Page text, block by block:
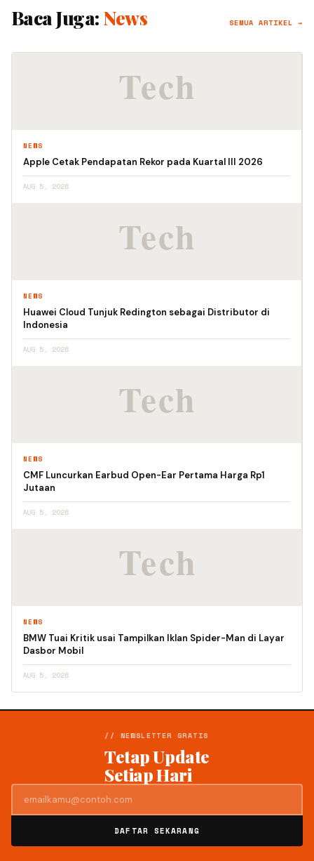
Baca Juga: News SEMUA ARTIKEL →
NEWS
Apple Cetak Pendapatan Rekor pada Kuartal III 2026
AUG 5, 2026
NEWS
Huawei Cloud Tunjuk Redington sebagai Distributor di
Indonesia
AUG 5, 2026
NEWS
CMF Luncurkan Earbud Open-Ear Pertama Harga Rp1
Jutaan
AUG 5, 2026
NEWS
BMW Tuai Kritik usai Tampilkan Iklan Spider-Man di Layar
Dasbor Mobil
AUG 5, 2026
// NEWSLETTER GRATIS
Tetap Update
Setiap Hari
DAFTAR SEKARANG